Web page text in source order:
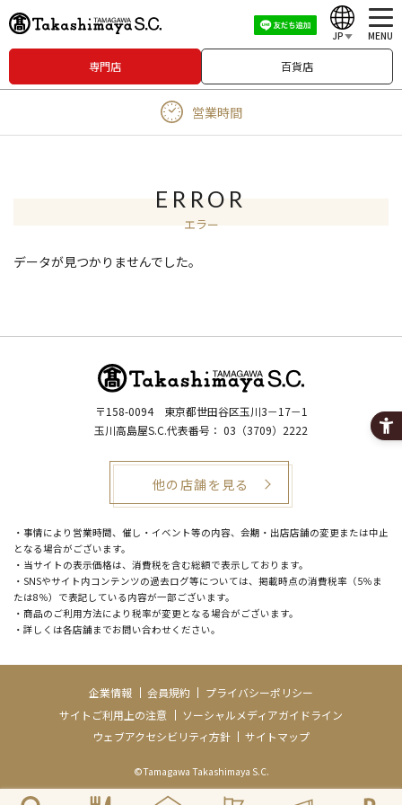
専門店 百貨店
JP
English
MENU
営業時間
ERROR
エラー
データが見つかりませんでした。
〒158-0094 東京都世田谷区玉川3－17－1
玉川高島屋S.C.代表番号： 03（3709）2222
他の店舗を見る
・事情により営業時間、催し・イベント等の内容、会期・出店店舗の変更または中止
となる場合がございます。
・当サイトの表示価格は、消費税を含む総額で表示しております。
・SNSやサイト内コンテンツの過去ログ等については、掲載時点の消費税率（5％ま
たは8％）で表記している内容が一部ございます。
・商品のご利用方法により税率が変更となる場合がございます。
・詳しくは各店舗までお問い合わせください。
企業情報 会員規約
プライバシーポリシー
サイトご利用上の注意
ソーシャルメディアガイドライン
ウェブアクセシビリティ方針
サイトマップ
©Tamagawa Takashimaya S.C.